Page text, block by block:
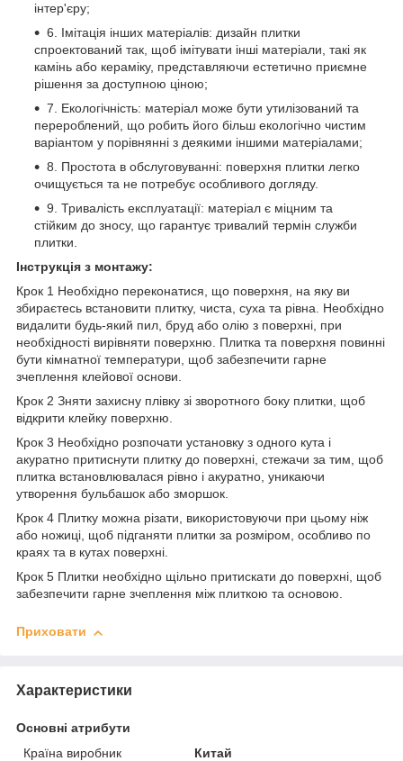
інтер'єру;
6. Імітація інших матеріалів: дизайн плитки
спроектований так, щоб імітувати інші матеріали, такі як
камінь або кераміку, представляючи естетично приємне
рішення за доступною ціною;
7. Екологічність: матеріал може бути утилізований та
перероблений, що робить його більш екологічно чистим
варіантом у порівнянні з деякими іншими матеріалами;
8. Простота в обслуговуванні: поверхня плитки легко
очищується та не потребує особливого догляду.
9. Тривалість експлуатації: матеріал є міцним та
стійким до зносу, що гарантує тривалий термін служби
плитки.
Інструкція з монтажу:
Крок 1 Необхідно переконатися, що поверхня, на яку ви
збираєтесь встановити плитку, чиста, суха та рівна. Необхідно
видалити будь-який пил, бруд або олію з поверхні, при
необхідності вирівняти поверхню. Плитка та поверхня повинні
бути кімнатної температури, щоб забезпечити гарне
зчеплення клейової основи.
Крок 2 Зняти захисну плівку зі зворотного боку плитки, щоб
відкрити клейку поверхню.
Крок 3 Необхідно розпочати установку з одного кута і
акуратно притиснути плитку до поверхні, стежачи за тим, щоб
плитка встановлювалася рівно і акуратно, уникаючи
утворення бульбашок або зморшок.
Крок 4 Плитку можна різати, використовуючи при цьому ніж
або ножиці, щоб підганяти плитки за розміром, особливо по
краях та в кутах поверхні.
Крок 5 Плитки необхідно щільно притискати до поверхні, щоб
забезпечити гарне зчеплення між плиткою та основою.
Приховати
Характеристики
Основні атрибути
Країна виробник
Китай